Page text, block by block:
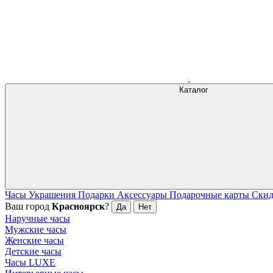
Каталог
Часы Украшения Подарки Аксессуары Подарочные карты
Ваш город Красноярск? Да Нет
Наручные часы
Мужские часы
Женские часы
Детские часы
Часы LUXE